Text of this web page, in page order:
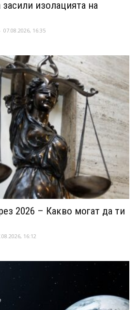
засили изолацията на
- 07.08.2026, 16:35
2026 – Какво могат да ти
16:12